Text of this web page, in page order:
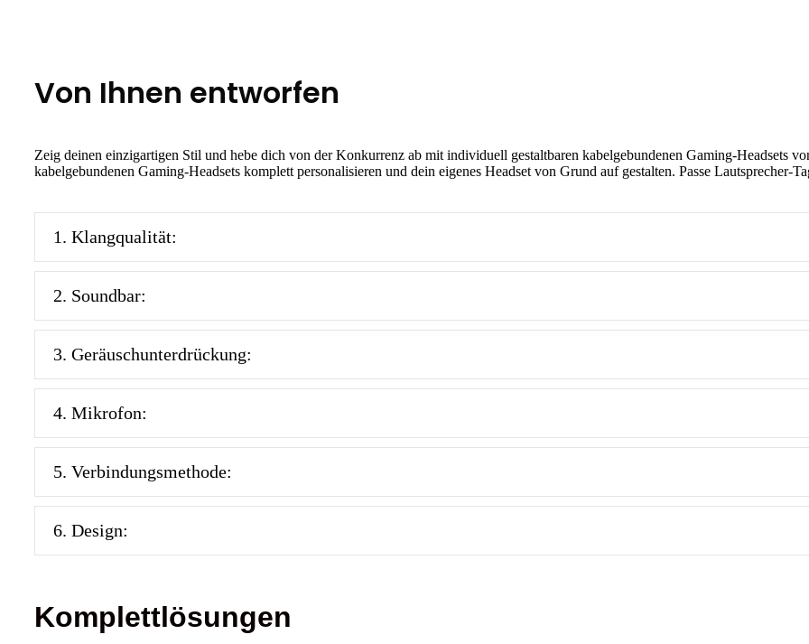
Von Ihnen entworfen
Zeig deinen einzigartigen Stil und hebe dich von der Konkurrenz ab mit individuell gestaltbaren kabelgebundenen Gaming-Headsets
kabelgebundenen Gaming-Headsets komplett personalisieren und dein eigenes Headset von Grund auf gestalten. Passe
1. Klangqualität:
2. Soundbar:
3. Geräuschunterdrückung:
4. Mikrofon:
5. Verbindungsmethode:
6. Design:
Komplettlösungen